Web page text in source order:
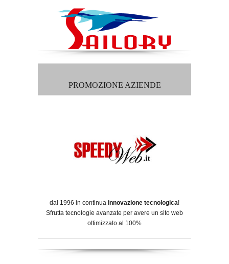
PROMOZIONE AZIENDE
dal 1996 in continua innovazione tecnologica!
Sfrutta tecnologie avanzate per avere un sito web
ottimizzato al 100%